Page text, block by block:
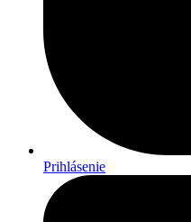
Prihlásenie